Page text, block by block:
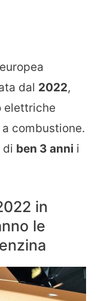
dal 2022,
elettriche
combustione.
di ben 3 anni i
in
le